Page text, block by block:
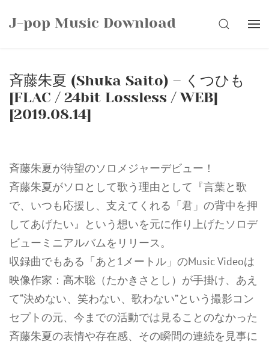
J-pop Music Download SEARCH
斉藤朱夏 (Shuka Saito) – くつひも
[FLAC / 24bit Lossless / WEB]
[2019.08.14]
斉藤朱夏が待望のソロメジャーデビュー！
斉藤朱夏がソロとして歌う理由として『言葉と歌
で、いつも応援し、支えてくれる「君」の背中を押
してあげたい』という想いを元に作り上げたソロデ
ビューミニアルバムをリリース。
収録曲でもある「あと1メートル」のMusic Videoは
映像作家：高木聡（たかきさとし）が手掛け、あえ
て“決めない、笑わない、歌わない”という撮影コン
セプトの元、今までの活動では見ることのなかった
斉藤朱夏の表情や存在感、その瞬間の連続を見事に